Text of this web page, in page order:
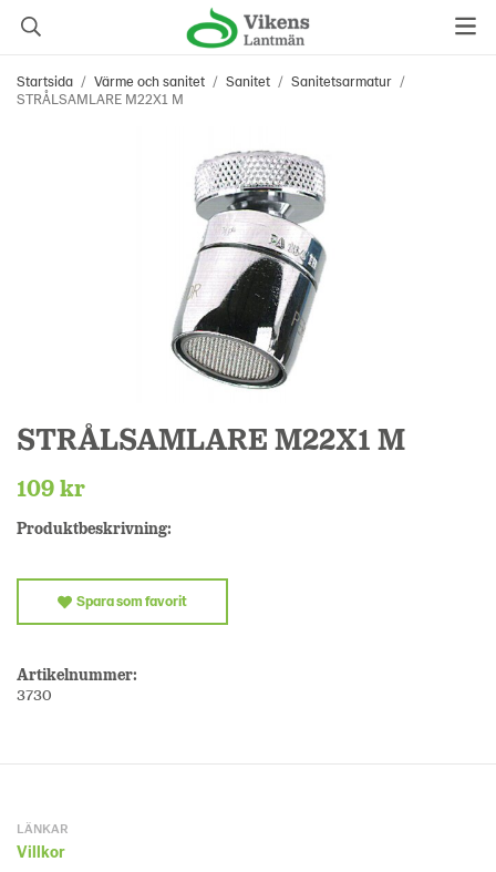
Startsida / Värme och sanitet / Sanitet / Sanitetsarmatur /
STRÅLSAMLARE M22X1 M
STRÅLSAMLARE M22X1 M
109 kr
Produktbeskrivning:
Spara som favorit
Artikelnummer:
3730
LÄNKAR
Villkor